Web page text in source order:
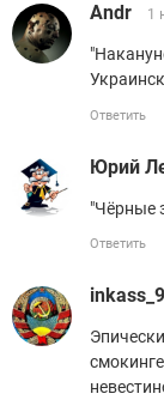
Andr 1
Ответить
Юрий
"Чёрные
Ответить